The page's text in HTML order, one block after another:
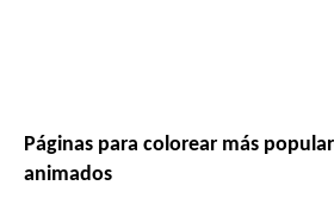
Páginas para colorear más
animados